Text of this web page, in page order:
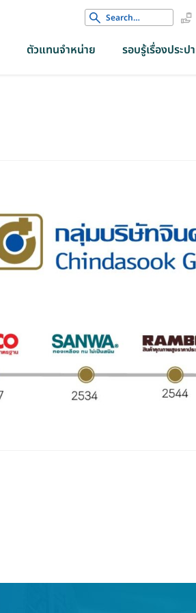
Search
for:
ตัวแทนจำหน่าย รอบรู้เรื่องประปา